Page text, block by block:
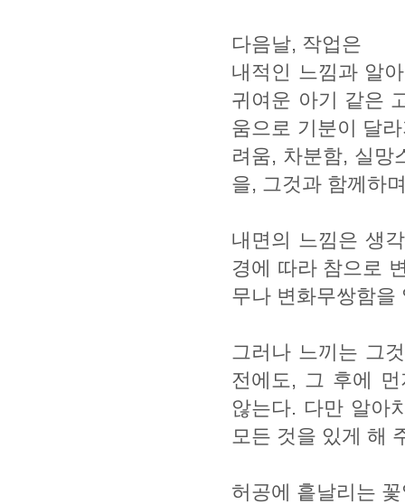
다음날, 작업은
내적인 느낌과 알
귀여운 아기 같은
움으로 기분이 달
려움, 차분함, 실망
을, 그것과 함께하
내면의 느낌은 생
경에 따라 참으로
무나 변화무쌍함을
그러나 느끼는 그
전에도, 그 후에
않는다. 다만 알아
모든 것을 있게 해
허공에 흩날리는